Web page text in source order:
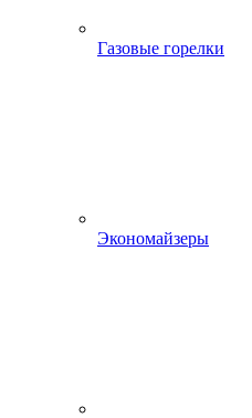
Газовые горелки
Экономайзеры